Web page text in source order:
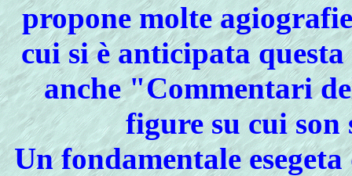
propone molte
cui si è anticipata
anche "Commentari
figure su cui son
Un fondamentale